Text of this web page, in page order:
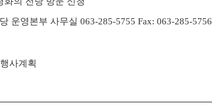
운영본부 사무실 063-285-5755 Fax: 063-285-5756
사계획